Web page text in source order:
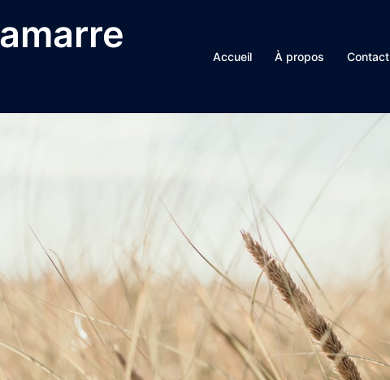
Accueil À propos Contact